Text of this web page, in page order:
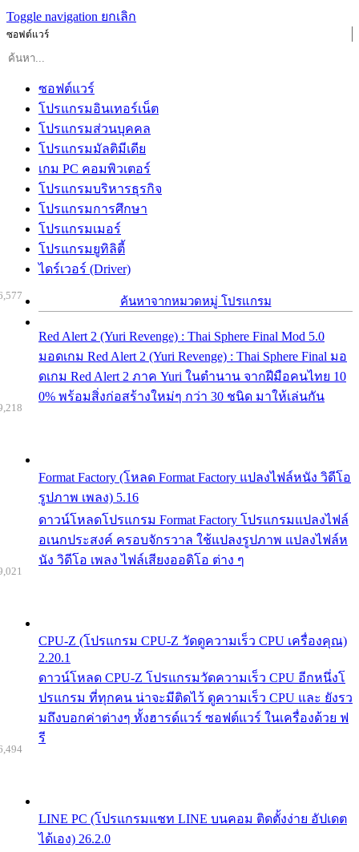
Toggle navigation ยกเลิก
ซอฟต์แวร์
ซอฟต์แวร์
โปรแกรมอินเทอร์เน็ต
โปรแกรมส่วนบุคคล
โปรแกรมมัลติมีเดีย
เกม PC คอมพิวเตอร์
โปรแกรมบริหารธุรกิจ
โปรแกรมการศึกษา
โปรแกรมเมอร์
โปรแกรมยูทิลิตี้
ไดร์เวอร์ (Driver)
ค้นหาจากหมวดหมู่ โปรแกรม
Red Alert 2 (Yuri Revenge) : Thai Sphere Final Mod 5.0
มอดเกม Red Alert 2 (Yuri Revenge) : Thai Sphere Final มอ
ดเกม Red Alert 2 ภาค Yuri ในตำนาน จากฝีมือคนไทย 10
0% พร้อมสิ่งก่อสร้างใหม่ๆ กว่า 30 ชนิด มาให้เล่นกัน
Format Factory (โหลด Format Factory แปลงไฟล์หนัง วิดีโอ
รูปภาพ เพลง) 5.16
ดาวน์โหลดโปรแกรม Format Factory โปรแกรมแปลงไฟล์
อเนกประสงค์ ครอบจักรวาล ใช้แปลงรูปภาพ แปลงไฟล์ห
นัง วิดีโอ เพลง ไฟล์เสียงออดิโอ ต่าง ๆ
CPU-Z (โปรแกรม CPU-Z วัดดูความเร็ว CPU เครื่องคุณ)
2.20.1
ดาวน์โหลด CPU-Z โปรแกรมวัดความเร็ว CPU อีกหนึ่งโ
ปรแกรม ที่ทุกคน น่าจะมีติดไว้ ดูความเร็ว CPU และ ยังรว
มถึงบอกค่าต่างๆ ทั้งฮารด์แวร์ ซอฟต์แวร์ ในเครื่องด้วย ฟ
รี
LINE PC (โปรแกรมแชท LINE บนคอม ติดตั้งง่าย อัปเดต
ได้เอง) 26.2.0